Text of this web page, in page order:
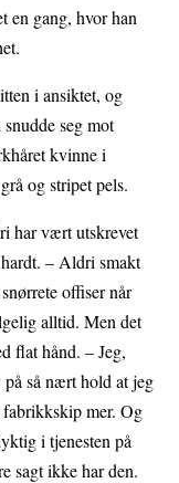
en gang, hvor han
i ansiktet, og
seg mot
kvinne i
og stripet pels.
har vært utskrevet
– Aldri smakt
offiser når
alltid. Men det
flat hånd. – Jeg,
på så nært hold at jeg
mer. Og
i tjenesten på
sagt ikke har den.